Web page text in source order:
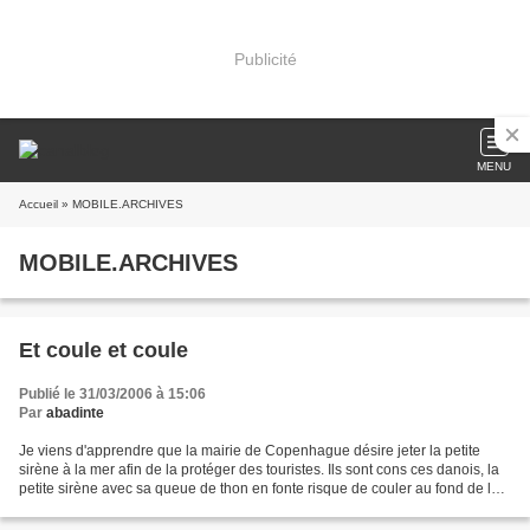
Publicité
MENU
Accueil » MOBILE.ARCHIVES
MOBILE.ARCHIVES
Et coule et coule
Publié le 31/03/2006 à 15:06
Par abadinte
Je viens d'apprendre que la mairie de Copenhague désire jeter la petite
sirène à la mer afin de la protéger des touristes. Ils sont cons ces danois, la
petite sirène avec sa queue de thon en fonte risque de couler au fond de la